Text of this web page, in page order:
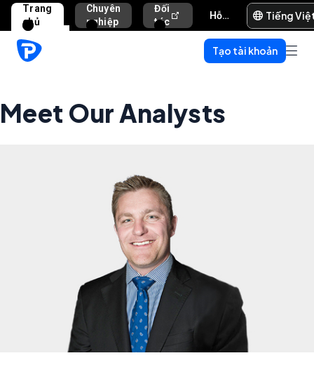
Trang
chủ
Chuyên
nghiệp
Đối
tác
Hỗ trợ và trợ giúp Tiếng
Tạo tài khoản
Meet Our Analysts